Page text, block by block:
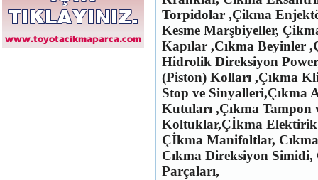
Torpidolar ,Çikma
Kesme Marşbiyeller,
Kapılar ,Cıkma Beyinler
Hidrolik Direksiyon
(Piston) Kolları ,Çıkma
Stop ve
Kutuları ,Çıkma
Koltuklar,Çİkma Elektirik
Çİkma Manifoltlar,
Cıkma Direksiyon Simidi,
Parçaları,